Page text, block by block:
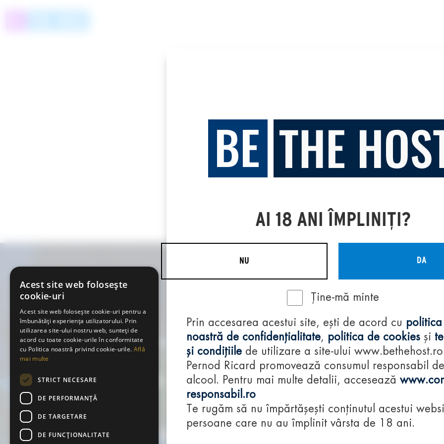
consumă-
AI 18 ANI ÎMPLINIȚI?
NU DA
Ține-mă minte
Prin accesarea acestui site, ești de acord cu politica
noastră de confidențialitate, politica de cookies și
și condițiile de utilizare a site-ului
Pernod Ricard promovează consumul responsabil de
alcool. Pentru mai multe detalii, accesează
responsabil.ro
Te rugăm să nu împărtășești conținutul acestui
persoane care nu au împlinit vârsta de 18 ani.
Acest site web folosește
cookie-uri
Acest site web folosește cookie-uri pentru a
îmbunătăți experiența utilizatorului. Prin
utilizarea site-ului nostru web, sunteți de
acord cu toate cookie-urile în conformitate
cu Politica noastră privind cookie-urile. Află
mai multe
STRICT NECESARE
DE PERFORMANȚĂ
DE TARGETARE
DE FUNCŢIONALITATE